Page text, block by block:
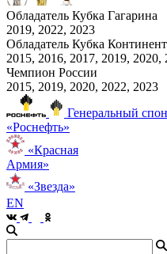
Обладатель Кубка Гагарина
2019, 2022, 2023
Обладатель Кубка
2015, 2016, 2017, 2019, 2020,
Чемпион России
2015, 2019, 2020, 2022, 2023
Генеральный
«Роснефть»
«Красная
Армия»
«Звезда»
EN